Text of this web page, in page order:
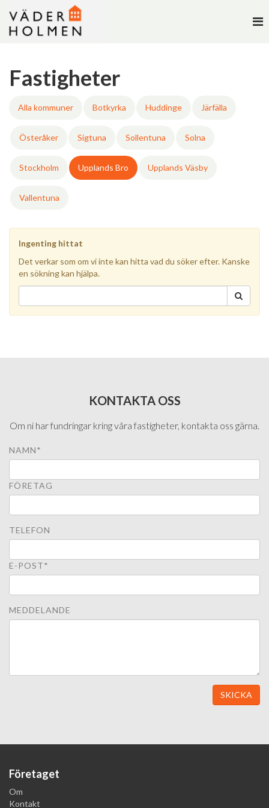
Fastigheter
Alla kommuner Botkyrka Huddinge Järfälla
Österåker Sigtuna Sollentuna Solna
Stockholm Upplands Bro Upplands Väsby
Vallentuna
Ingenting hittat
Det verkar som om vi inte kan hitta vad du söker efter. Kanske
en sökning kan hjälpa.
KONTAKTA OSS
Om ni har fundringar kring våra fastigheter, kontakta oss gärna.
NAMN*
FÖRETAG
TELEFON
E-POST*
MEDDELANDE
SKICKA
Företaget
Om
Kontakt